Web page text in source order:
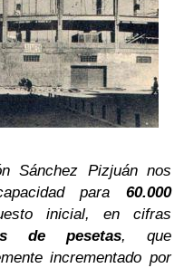
Sánchez Pizjuán nos
para 60.000
inicial, en cifras
de pesetas, que
incrementado por